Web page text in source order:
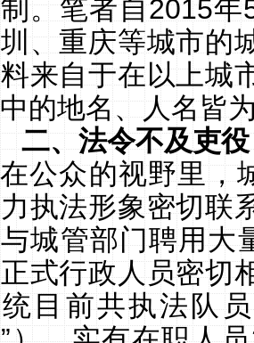
。笔者自2015年
、重庆等城市的
来自于在以上城
的地名、人名皆
二、法令不及吏
在公众的视野里，
执法形象密切联
城管部门聘用大
式行政人员密切
目前共执法队